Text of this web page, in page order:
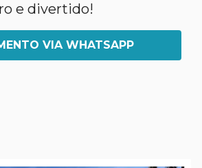
e divertido!
VIA WHATSAPP